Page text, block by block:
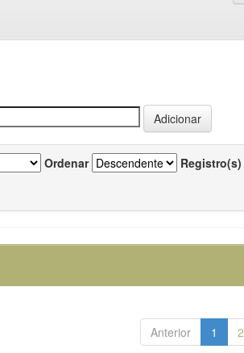
Ordenar Registro(s)
Anterior 1 2